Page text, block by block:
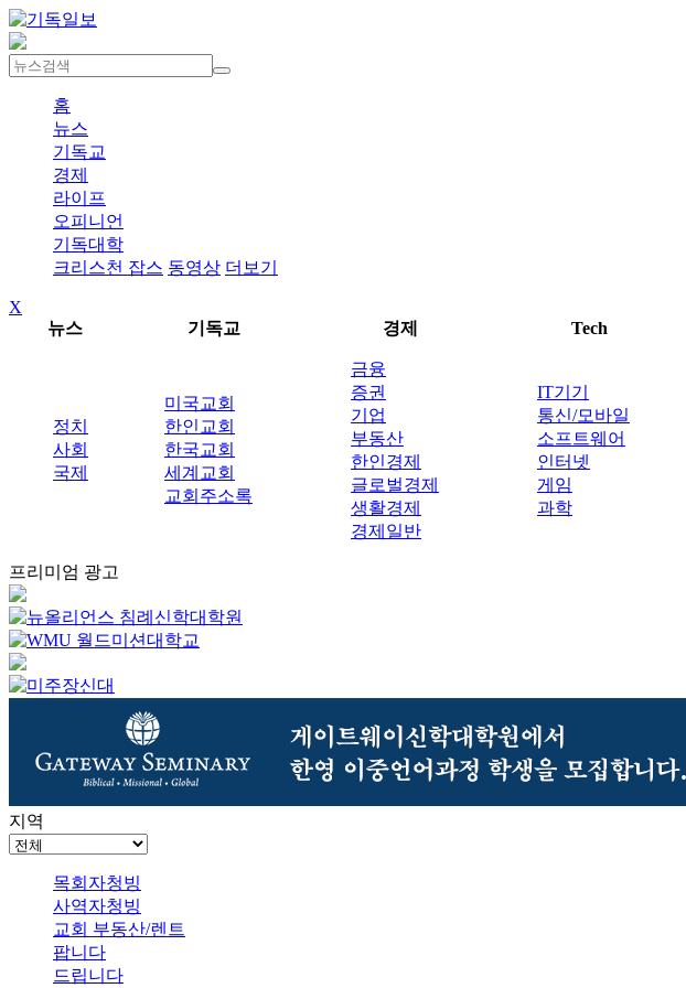
홈
뉴스
기독교
경제
라이프
오피니언
기독대학
크리스천 잡스 동영상 더보기
X
뉴스
기독교 경제 Tech
정치
사회
국제
미국교회
한인교회
한국교회
세계교회
교회주소록
금융
증권
기업
부동산
한인경제
글로벌경제
생활경제
경제일반
IT기기
통신/모바일
소프트웨어
인터넷
게임
과학
프리미엄 광고
지역
목회자청빙
사역자청빙
교회 부동산/렌트
팝니다
드립니다